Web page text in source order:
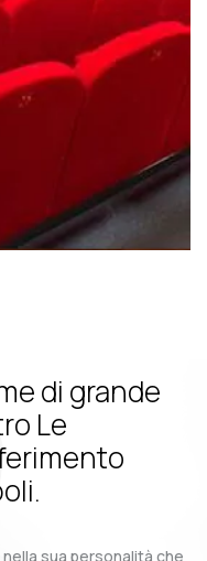
di grande
Le
sua personalità che